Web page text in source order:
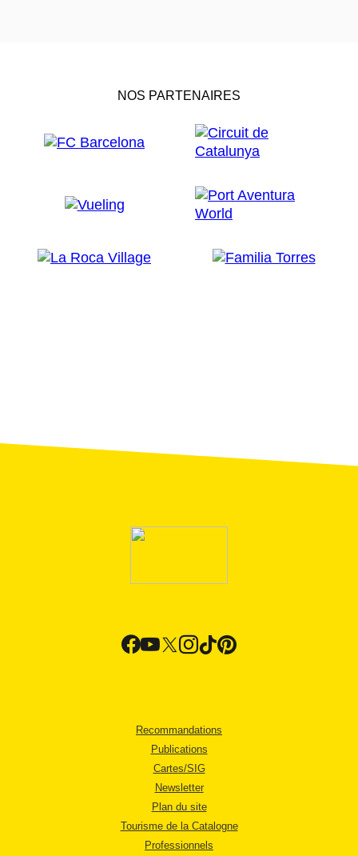
NOS PARTENAIRES
Recommandations
Publications
Cartes/SIG
Newsletter
Plan du site
Tourisme de la Catalogne
Professionnels